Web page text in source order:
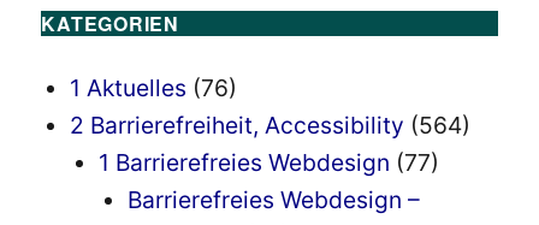
KATEGORIEN
1 Aktuelles (76)
2 Barrierefreiheit, Accessibility (564)
1 Barrierefreies Webdesign (77)
Barrierefreies Webdesign –